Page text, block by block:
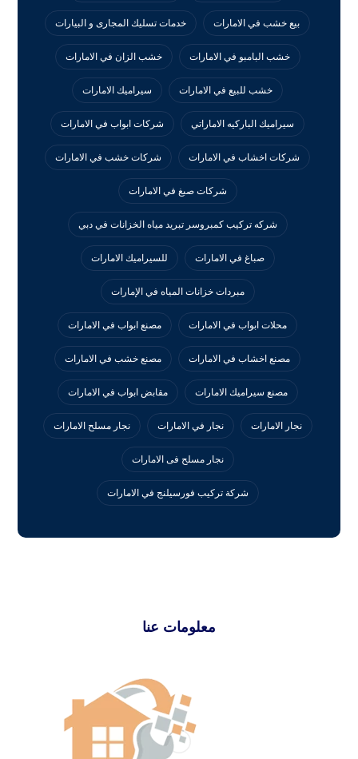
بيع خشب في الامارات خدمات تسليك المجارى و البيارات
خشب البامبو في الامارات خشب الزان في الامارات
خشب للبيع في الامارات سيراميك الامارات
سيراميك الباركيه الاماراتي شركات ابواب في الامارات
شركات اخشاب في الامارات شركات خشب في الامارات
شركات صبغ في الامارات
شركه تركيب كمبروسر تبريد مياه الخزانات في دبي
صباغ في الامارات للسيراميك الامارات
مبردات خزانات المياه في الإمارات
محلات ابواب في الامارات مصنع ابواب في الامارات
مصنع اخشاب في الامارات مصنع خشب في الامارات
مصنع سيراميك الامارات مقابض ابواب في الامارات
نجار الامارات نجار في الامارات نجار مسلح الامارات
نجار مسلح فى الامارات
‏شركة تركيب فورسيلنج في الامارات
معلومات عنا